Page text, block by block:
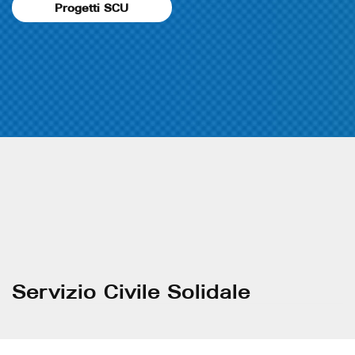
Progetti SCU
Servizio Civile Solidale